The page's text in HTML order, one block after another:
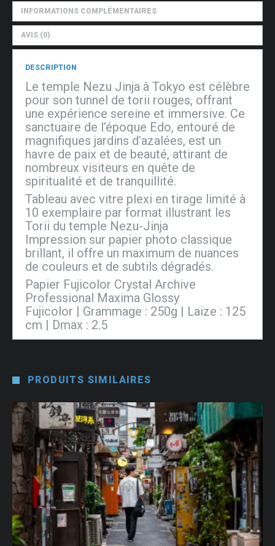
INFORMATIONS COMPLÉMENTAIRES
AVIS (0)
DESCRIPTION
Le temple Nezu Jinja à Tokyo est célèbre
pour son tunnel de torii rouges, offrant
une expérience sereine et immersive. Ce
sanctuaire de l’époque Edo, entouré de
magnifiques jardins d’azalées, est un
havre de paix et de beauté, attirant de
nombreux visiteurs en quête de
spiritualité et de tranquillité.
Tableau avec vitre plexi en tirage limité à
10 exemplaire par format illustrant les
Torii du temple Nezu-Jinja
Impression sur papier photo classique
brillant, il offre un maximum de nuances
de couleurs et de subtils dégradés.
Papier Fujicolor Crystal Archive
Professional Maxima Glossy
Fujicolor | Grammage : 250g | Laize : 125
cm | Dmax : 2.5
PRODUITS SIMILAIRES